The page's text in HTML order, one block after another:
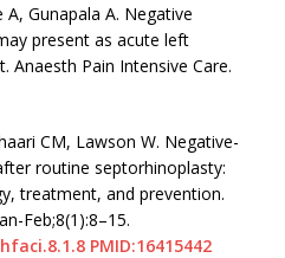
Gunapala A. Negative
present as acute left
Anaesth Pain Intensive Care.
CM, Lawson W. Negative-
routine septorhinoplasty:
treatment, and prevention.
Feb;8(1):8–15.
PMID:16415442